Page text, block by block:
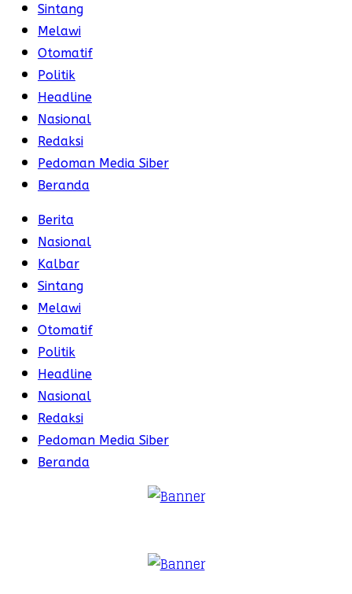
Sintang
Melawi
Otomatif
Politik
Headline
Nasional
Redaksi
Pedoman Media Siber
Beranda
Berita
Nasional
Kalbar
Sintang
Melawi
Otomatif
Politik
Headline
Nasional
Redaksi
Pedoman Media Siber
Beranda